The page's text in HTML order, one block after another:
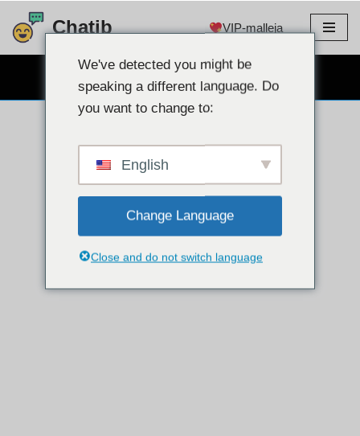
Siirry
Chatib VIP-malleja
ILMAINEN WEBCAM CHAT
We've detected you might be
speaking a different language. Do
you want to change to:
English
Change Language
Close and do not switch language